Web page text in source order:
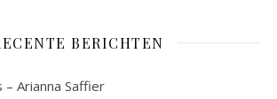
BERICHTEN
Arianna Saffier